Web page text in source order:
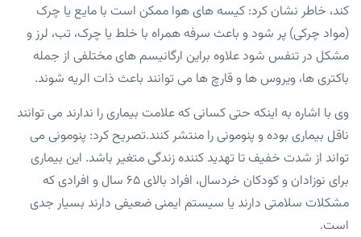
کند، خاطر نشان کرد: کیسه های هوا ممکن است با مایع یا چرک
(مواد چرکی) پر شود و باعث سرفه همراه با خلط یا چرک، تب، لرز و
مشکل در تنفس شود علاوه براین ارگانیسم های مختلفی از جمله
باکتری ها، ویروس ها و قارچ ها می توانند باعث ذات الریه شوند.
وی با اشاره به اینکه حتی کسانی که علامت بیماری را ندارند می توانند
ناقل بیماری بوده و پنومونی را منتشر کنند.تصریح کرد: پنومونی می
تواند از شدت خفیف تا تهدید کننده زندگی متغیر باشد. این بیماری
برای نوزادان و کودکان خردسال، افراد بالای ۶۵ سال و افرادی که
مشکلات سلامتی دارند یا سیستم ایمنی ضعیفی دارند بسیار جدی
است.